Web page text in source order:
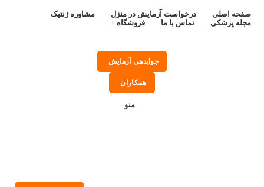
صفحه اصلی درخواست آزمایش در منزل
مشاوره ژنتیک
مجله پزشکی
تماس با ما فروشگاه
جوابدهی آزمایش
همکاران
منو